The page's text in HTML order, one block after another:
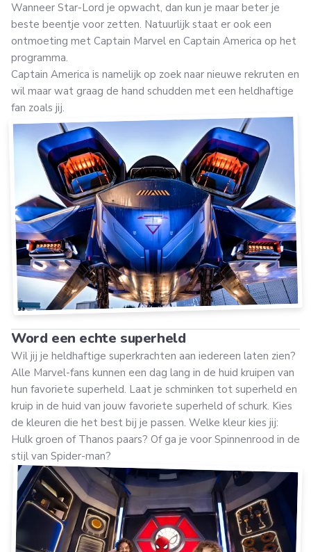
Wanneer Star-Lord je opwacht, dan kun je maar beter je
beste beentje voor zetten. Natuurlijk staat er ook een
ontmoeting met Captain Marvel en Captain America op het
programma.
Captain America is namelijk op zoek naar nieuwe rekruten en
wil maar wat graag de hand schudden met een heldhaftige
fan zoals jij.
Word een echte superheld
Wil jij je heldhaftige superkrachten aan iedereen laten zien?
Alle Marvel-fans kunnen een dag lang in de huid kruipen van
hun favoriete superheld. Laat je schminken tot superheld en
kruip in de huid van jouw favoriete superheld of schurk. Kies
de kleuren die het best bij je passen. Welke kleur kies jij:
Hulk groen of Thanos paars? Of ga je voor Spinnenrood in de
stijl van Spider-man?